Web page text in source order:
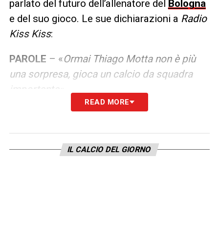
parlato del futuro dell’allenatore del Bologna
e del suo gioco. Le sue dichiarazioni a Radio
Kiss Kiss:
PAROLE – «Ormai Thiago Motta non è più
una sorpresa, gioca un calcio da squadra
importante».
READ MORE
IL CALCIO DEL GIORNO